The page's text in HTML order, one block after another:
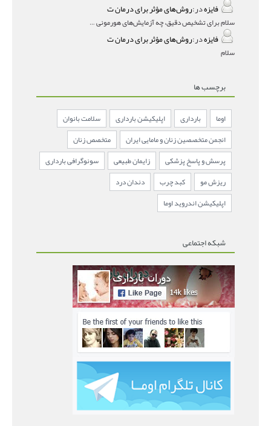
فایزهدر:روش‌های مؤثر برای درمان ت
سلام برای تشخیص دقیق، چه آزمایش‌های هورمونی و چه سونوگر
فایزهدر:روش‌های مؤثر برای درمان ت
سلام
برچسب ها
اوما بارداری اپلیکیشن بارداری
سلامت بانوان
انجمن متخصصین زنان و مامایی ایران
متخصص زنان
پرسش و پاسخ پزشکی
زایمان طبیعی
سونوگرافی بارداری
ریزش مو
کبد چرب
دندان درد
اپلیکیشن اندروید اوما
شبکه اجتماعی